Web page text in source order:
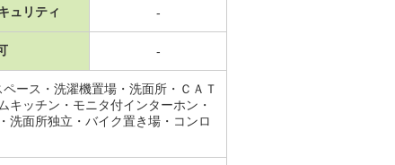
ュリティ -
-
ース・洗濯機置場・洗面所・ＣＡＴ
キッチン・モニタ付インターホン・
洗面所独立・バイク置き場・コンロ